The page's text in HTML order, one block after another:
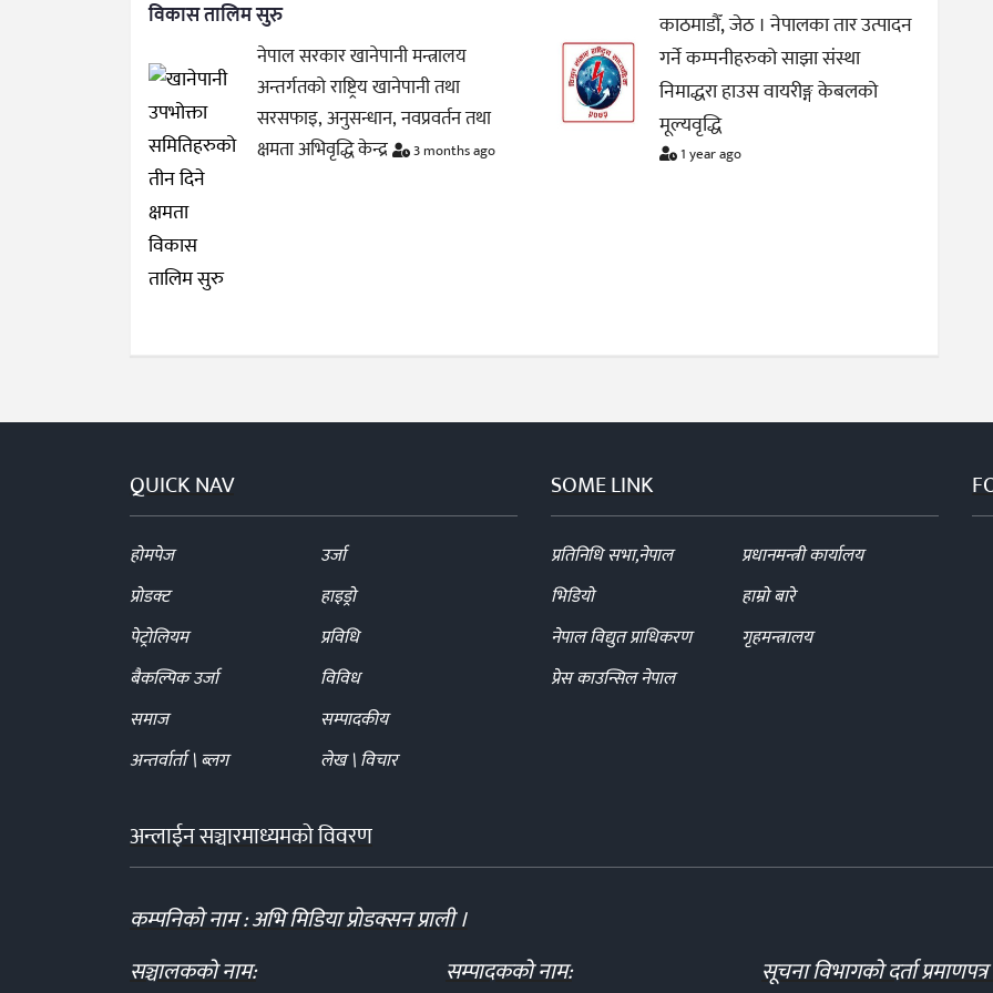
विकास तालिम सुरु
नेपाल सरकार खानेपानी मन्त्रालय
अन्तर्गतको राष्ट्रिय खानेपानी तथा
सरसफाइ, अनुसन्धान, नवप्रवर्तन तथा
क्षमता अभिवृद्धि केन्द्र
3 months ago
काठमाडौँ, जेठ । नेपालका तार उत्पादन
गर्ने कम्पनीहरुको साझा संस्था
निमाद्धरा हाउस वायरीङ्ग केबलको
मूल्यवृद्धि
1 year ago
QUICK NAV
होमपेज
उर्जा
प्रोडक्ट
हाइड्रो
पेट्रोलियम
प्रविधि
बैकल्पिक उर्जा
विविध
समाज
सम्पादकीय
अन्तर्वार्ता \ ब्लग
लेख \ विचार
SOME LINK
प्रतिनिधि सभा,नेपाल
प्रधानमन्त्री कार्यालय
भिडियो
हाम्रो बारे
नेपाल विद्युत प्राधिकरण
गृहमन्त्रालय
प्रेस काउन्सिल नेपाल
अन्लाईन सञ्चारमाध्यमको विवरण
कम्पनिको नाम : अभि मिडिया प्रोडक्सन प्राली ।
सञ्चालकको नाम:
सम्पादकको नाम: सूचना विभागको दर्ता